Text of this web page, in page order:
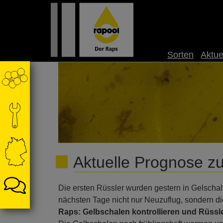
Sorten
Aktuelle Prognose
Die ersten Rüssler wurden gestern in
nächsten Tage nicht nur Neuzuflug, sondern
Raps: Gelbschalen kontrollieren und